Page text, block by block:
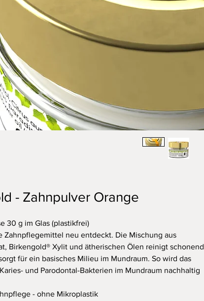
- Zahnpulver Orange
30 g im Glas (plastikfrei)
Zahnpflegemittel neu entdeckt. Die Mischung aus
Birkengold® Xylit und ätherischen Ölen reinigt schonend
für ein basisches Milieu im Mundraum. So wird das
und Parodontal-Bakterien im Mundraum nachhaltig
- ohne Mikroplastik